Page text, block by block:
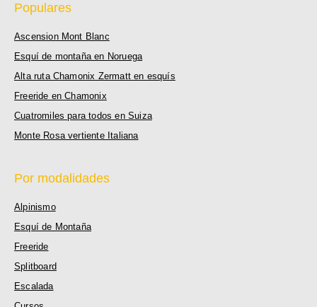
Populares
Ascension Mont Blanc
Esquí de montaña en Noruega
Alta ruta Chamonix Zermatt en esquís
Freeride en Chamonix
Cuatromiles para todos en Suiza
Monte Rosa vertiente Italiana
Por modalidades
Alpinismo
Esquí de Montaña
Freeride
Splitboard
Escalada